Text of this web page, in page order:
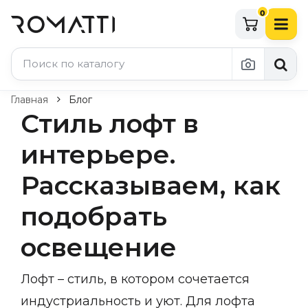
0
Каталог Romatti
Свет и освещение
По типу
Подвесные светильники
Люстры
Потолочные светильники
Бра и настенные светильники
Торшеры
Уличное освещение
Комплектующие
Главная Блог
Стиль лофт в
интерьере.
Рассказываем, как
подобрать
освещение
Лофт – стиль, в котором сочетается
индустриальность и уют. Для лофта